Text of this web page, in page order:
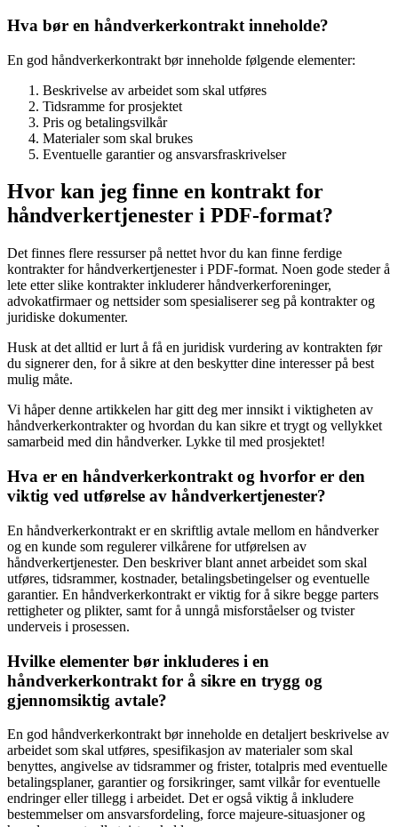
Hva bør en håndverkerkontrakt inneholde?
En god håndverkerkontrakt bør inneholde følgende elementer:
Beskrivelse av arbeidet som skal utføres
Tidsramme for prosjektet
Pris og betalingsvilkår
Materialer som skal brukes
Eventuelle garantier og ansvarsfraskrivelser
Hvor kan jeg finne en kontrakt for
håndverkertjenester i PDF-format?
Det finnes flere ressurser på nettet hvor du kan finne ferdige
kontrakter for håndverkertjenester i PDF-format. Noen gode steder å
lete etter slike kontrakter inkluderer håndverkerforeninger,
advokatfirmaer og nettsider som spesialiserer seg på kontrakter og
juridiske dokumenter.
Husk at det alltid er lurt å få en juridisk vurdering av kontrakten før
du signerer den, for å sikre at den beskytter dine interesser på best
mulig måte.
Vi håper denne artikkelen har gitt deg mer innsikt i viktigheten av
håndverkerkontrakter og hvordan du kan sikre et trygt og vellykket
samarbeid med din håndverker. Lykke til med prosjektet!
Hva er en håndverkerkontrakt og hvorfor er den
viktig ved utførelse av håndverkertjenester?
En håndverkerkontrakt er en skriftlig avtale mellom en håndverker
og en kunde som regulerer vilkårene for utførelsen av
håndverkertjenester. Den beskriver blant annet arbeidet som skal
utføres, tidsrammer, kostnader, betalingsbetingelser og eventuelle
garantier. En håndverkerkontrakt er viktig for å sikre begge parters
rettigheter og plikter, samt for å unngå misforståelser og tvister
underveis i prosessen.
Hvilke elementer bør inkluderes i en
håndverkerkontrakt for å sikre en trygg og
gjennomsiktig avtale?
En god håndverkerkontrakt bør inneholde en detaljert beskrivelse av
arbeidet som skal utføres, spesifikasjon av materialer som skal
benyttes, angivelse av tidsrammer og frister, totalpris med eventuelle
betalingsplaner, garantier og forsikringer, samt vilkår for eventuelle
endringer eller tillegg i arbeidet. Det er også viktig å inkludere
bestemmelser om ansvarsfordeling, force majeure-situasjoner og